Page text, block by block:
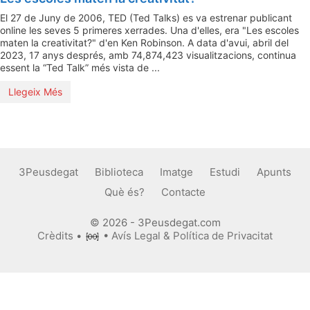
El 27 de Juny de 2006, TED (Ted Talks) es va estrenar publicant
online les seves 5 primeres xerrades. Una d'elles, era "Les escoles
maten la creativitat?" d'en Ken Robinson. A data d'avui, abril del
2023, 17 anys després, amb 74,874,423 visualitzacions, continua
essent la “Ted Talk” més vista de ...
Llegeix Més
3Peusdegat Biblioteca Imatge Estudi
Apunts
Què és?
Contacte
© 2026 - 3Peusdegat.com
Crèdits • •Avís Legal & Política de Privacitat